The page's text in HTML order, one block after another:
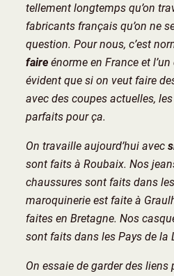
tellement longtemps qu’on
fabricants français qu’on ne
question. Pour nous, c’est
faireénorme en France et l’un
évident que si on veut faire
avec des coupes actuelles, les
parfaits pour ça.
On travaille aujourd’hui avec
sont faits à Roubaix. Nos
chaussures sont faits dans
maroquinerie est faite à
faites en Bretagne. Nos
sont faits dans les Pays de la
On essaie de garder des liens